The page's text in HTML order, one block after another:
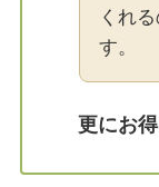
くれ
す。
更にお